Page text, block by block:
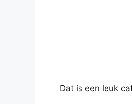
Dat is een leuk